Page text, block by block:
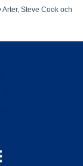
Steve Cook och